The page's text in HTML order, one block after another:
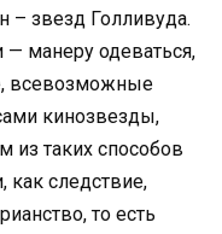
– звезд Голливуда.
манеру одеваться,
всевозможные
кинозвезды,
таких способов
как следствие,
то есть